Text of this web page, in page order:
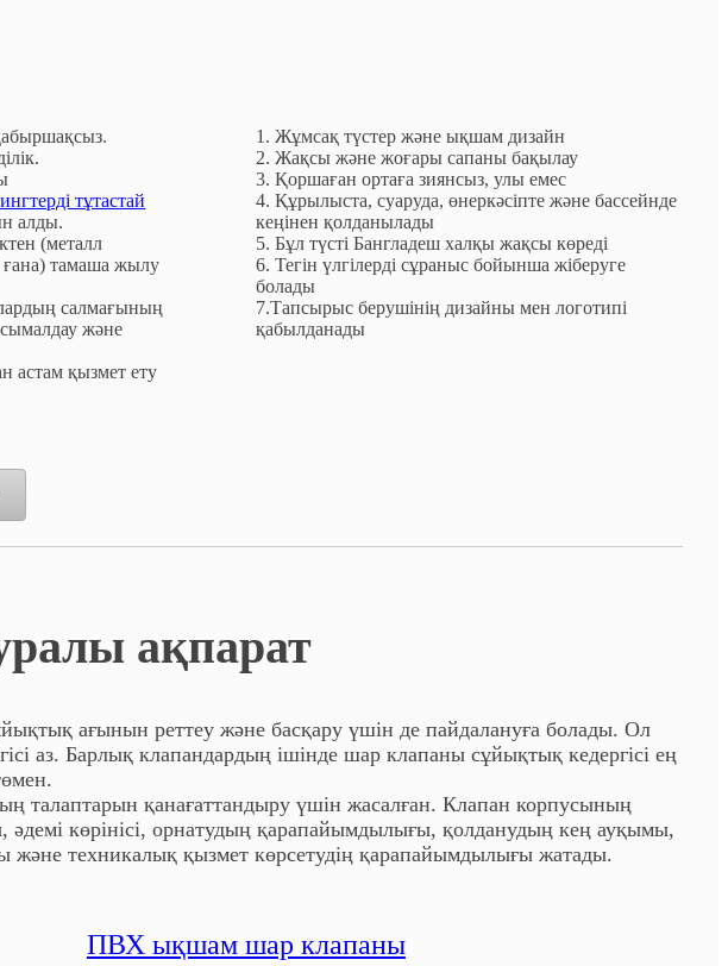
тұтастай
алды.
(металл
ғана) тамаша жылу
салмағының
және
астам қызмет ету
1. Жұмсақ түстер және ықшам дизайн
2. Жақсы және жоғары сапаны бақылау
3. Қоршаған ортаға зиянсыз, улы емес
4. Құрылыста, суаруда, өнеркәсіпте және бассейнде
кеңінен қолданылады
5. Бұл түсті Бангладеш халқы жақсы көреді
6. Тегін үлгілерді сұраныс бойынша жіберуге
болады
7.Тапсырыс берушінің дизайны мен логотипі
қабылданады
ақпарат
ағынын реттеу және басқару үшін де пайдалануға болады. Ол
аз. Барлық клапандардың ішінде шар клапаны сұйықтық кедергісі ең
талаптарын қанағаттандыру үшін жасалған. Клапан корпусының
көрінісі, орнатудың қарапайымдылығы, қолданудың кең ауқымы,
және техникалық қызмет көрсетудің қарапайымдылығы жатады.
ПВХ ықшам шар клапаны